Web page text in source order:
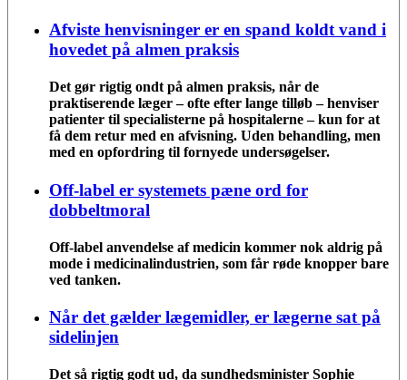
Afviste henvisninger er en spand koldt vand i
hovedet på almen praksis
Det gør rigtig ondt på almen praksis, når de
praktiserende læger – ofte efter lange tilløb – henviser
patienter til specialisterne på hospitalerne – kun for at
få dem retur med en afvisning. Uden behandling, men
med en opfordring til fornyede undersøgelser.
Off-label er systemets pæne ord for
dobbeltmoral
Off-label anvendelse af medicin kommer nok aldrig på
mode i medicinalindustrien, som får røde knopper bare
ved tanken.
Når det gælder lægemidler, er lægerne sat på
sidelinjen
Det så rigtig godt ud, da sundhedsminister Sophie